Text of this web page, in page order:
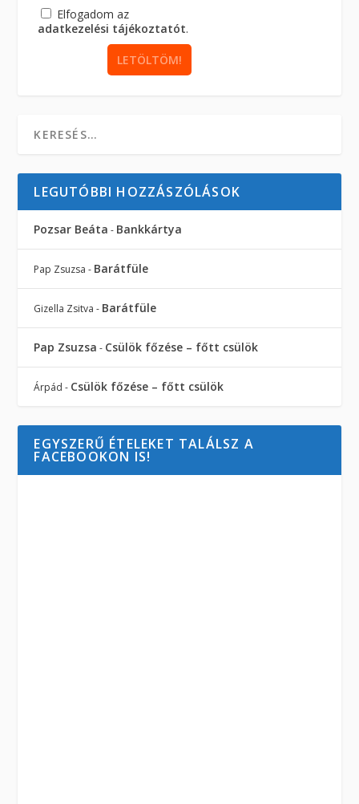
Elfogadom az
adatkezelési tájékoztatót.
LEGUTÓBBI HOZZÁSZÓLÁSOK
Pozsar Beáta - Bankkártya
Pap Zsuzsa - Barátfüle
Gizella Zsitva - Barátfüle
Pap Zsuzsa - Csülök főzése – főtt csülök
Árpád - Csülök főzése – főtt csülök
EGYSZERŰ ÉTELEKET TALÁLSZ A
FACEBOOKON IS!